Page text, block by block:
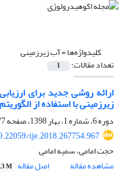
کلیدواژه‌ها =آب‏ زیرزمینی
تعداد مقالات: 1
ارائه روشی جدید برای
زیرزمینی با استفاده از
دوره 6، شماره 1، بهار 1398، صفحه
ije.2018.267754.967
حجت امامی، سمیه امامی
مشاهده مقاله
اصل مقاله M